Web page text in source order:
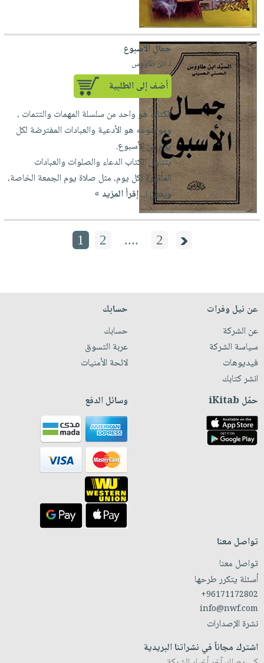
جمال الأسبوع
لـ ابن طاووس
أضف إلى الطلبية
الكتاب هو واحد من سلسلة المهمات والتتمات ،
وموضوعه هو الأدعية والعبادات المفترضة لكل
يوم من الأسبوع.
يتناول الكتاب الدعاء والصلوات والعبادات
المأثورة لكل يوم، مثل صلاة يوم الجمعة الخاصة،
وبعض ا...إقرأ المزيد »
1 2 .... 2
عن نيل وفرات
عن الشركة
سياسة الشركة
فيديوهات
انشر كتابك
حسابك
حسابك
عربة التسوق
لائحة الأمنيات
حمّل iKitab وسائل الدفع
تواصل معنا
تواصل معنا
أسئلة يتكرر طرحها
+96171172802
info@nwf.com
نشرة الإصدارات
اشترك مجاناً في نشراتنا البريدية